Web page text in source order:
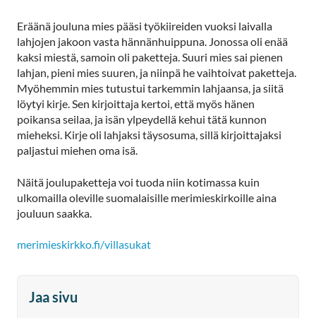
Eräänä jouluna mies pääsi työkiireiden vuoksi laivalla
lahjojen jakoon vasta hännänhuippuna. Jonossa oli enää
kaksi miestä, samoin oli paketteja. Suuri mies sai pienen
lahjan, pieni mies suuren, ja niinpä he vaihtoivat paketteja.
Myöhemmin mies tutustui tarkemmin lahjaansa, ja siitä
löytyi kirje. Sen kirjoittaja kertoi, että myös hänen
poikansa seilaa, ja isän ylpeydellä kehui tätä kunnon
mieheksi. Kirje oli lahjaksi täysosuma, sillä kirjoittajaksi
paljastui miehen oma isä.
Näitä joulupaketteja voi tuoda niin kotimassa kuin
ulkomailla oleville suomalaisille merimieskirkoille aina
jouluun saakka.
merimieskirkko.fi/villasukat
Jaa sivu